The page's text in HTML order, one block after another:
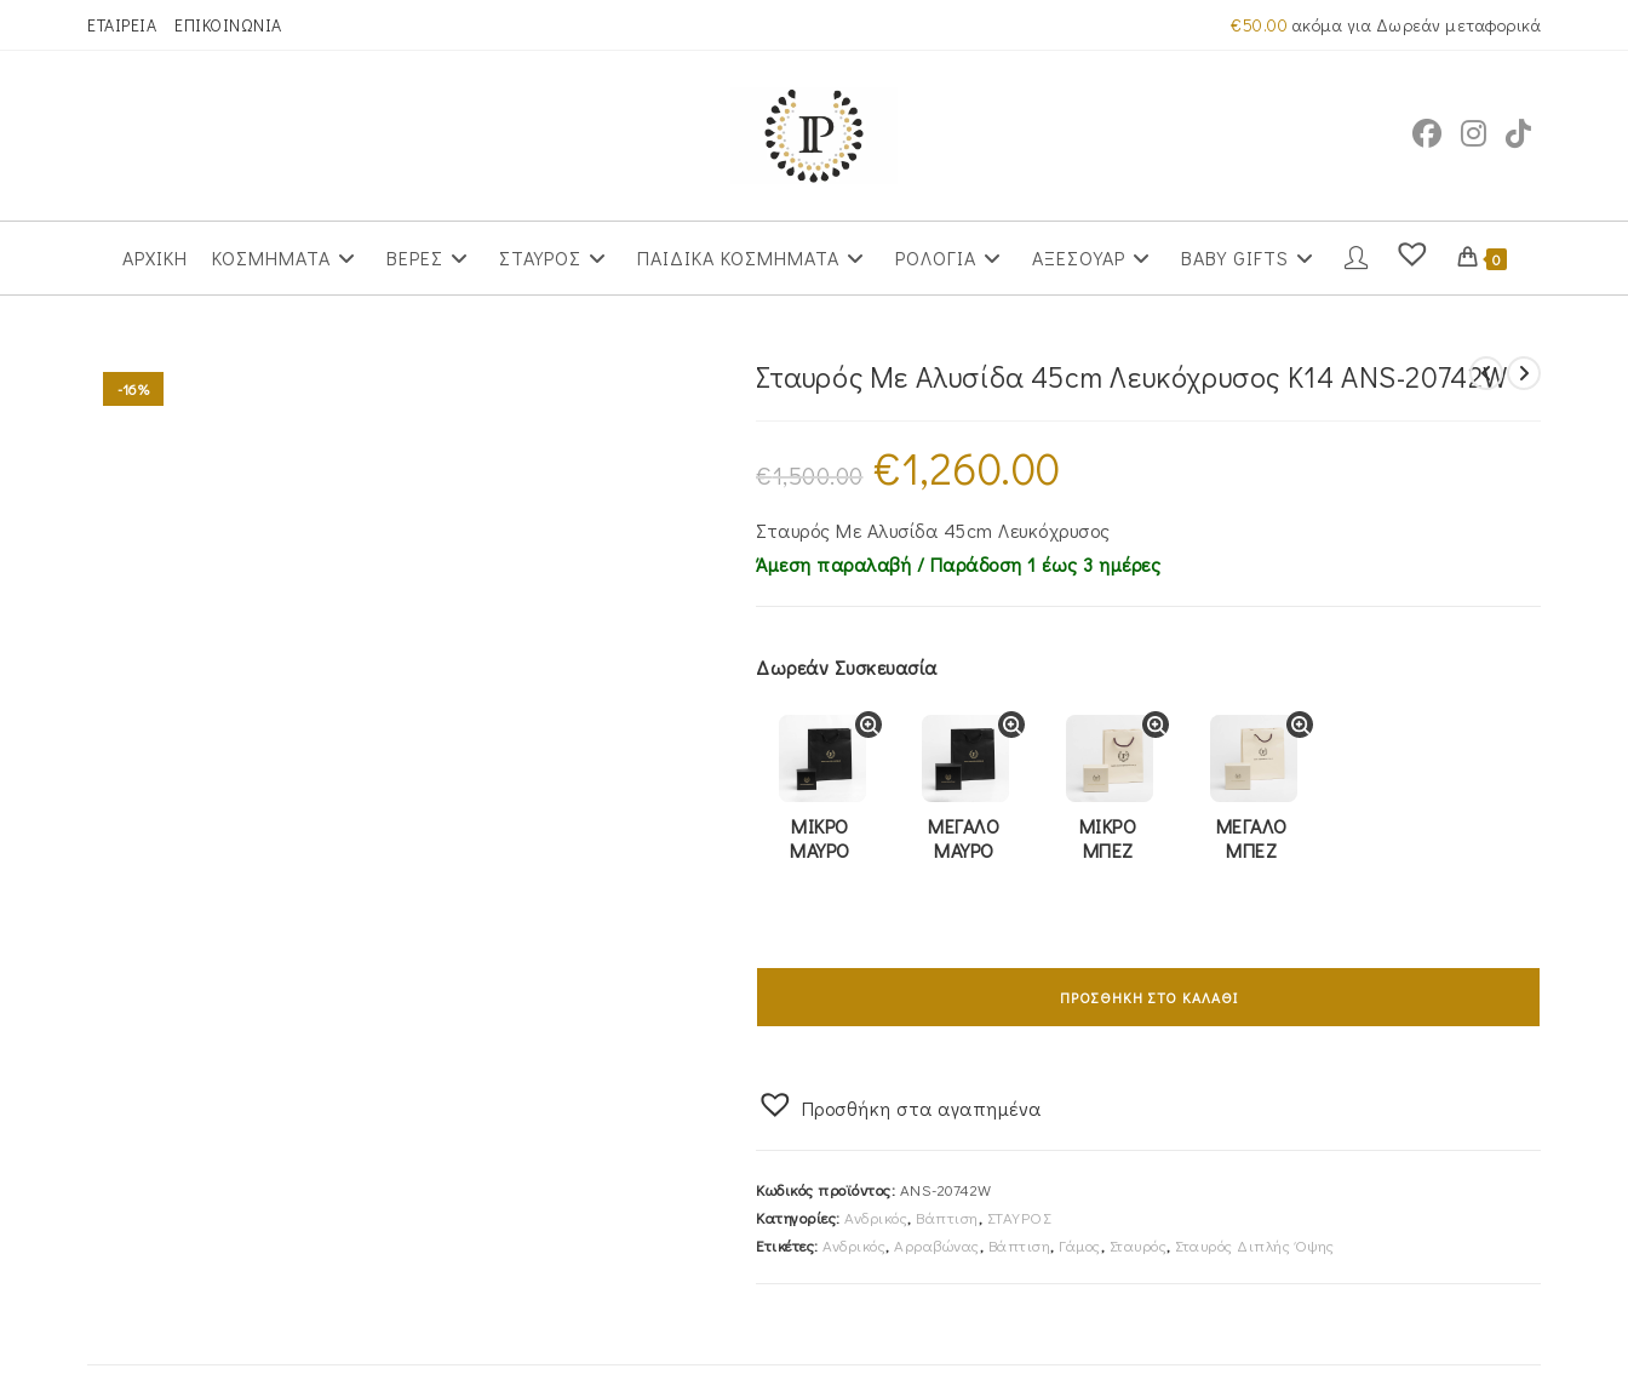
ΕΤΑΙΡΕΙΑ ΕΠΙΚΟΙΝΩΝΙΑ €50.00 ακόμα για Δωρεάν μεταφορικά
ΑΡΧΙΚΗ ΚΟΣΜΗΜΑΤΑ ΒΕΡΕΣ ΣΤΑΥΡΟΣ ΠΑΙΔΙΚΑ ΚΟΣΜΗΜΑΤΑ ΡΟΛΟΓΙΑ ΑΞΕΣΟΥΑΡ BABY GIFTS 0
-16% Σταυρός Με Αλυσίδα 45cm Λευκόχρυσος Κ14 ΑNS-20742W
€1,500.00
Original
price
was:
€1,260.00
Σταυρός Με Αλυσίδα 45cm Λευκόχρυσος
Άμεση παραλαβή / Παράδoση 1 έως 3 ημέρες
Δωρεάν Συσκευασία
ΜΙΚΡΟ
ΜΑΥΡΟ
ΜΕΓΑΛΟ
ΜΑΥΡΟ
ΜΙΚΡΟ
ΜΠΕΖ
ΜΕΓΑΛΟ
ΜΠΕΖ
Σταυρός
Αλυσίδα
Κ14
ποσότητα
ΠΡΟΣΘΉΚΗ ΣΤΟ ΚΑΛΆΘΙ
Προσθήκη στα αγαπημένα
Κωδικός προϊόντος: ΑNS-20742W
Κατηγορίες: Ανδρικός, Βάπτιση, ΣΤΑΥΡΟΣ
Ετικέτες: Ανδρικός, Αρραβώνας, Βάπτιση, Γάμος, Σταυρός, Σταυρός Διπλής Όψης